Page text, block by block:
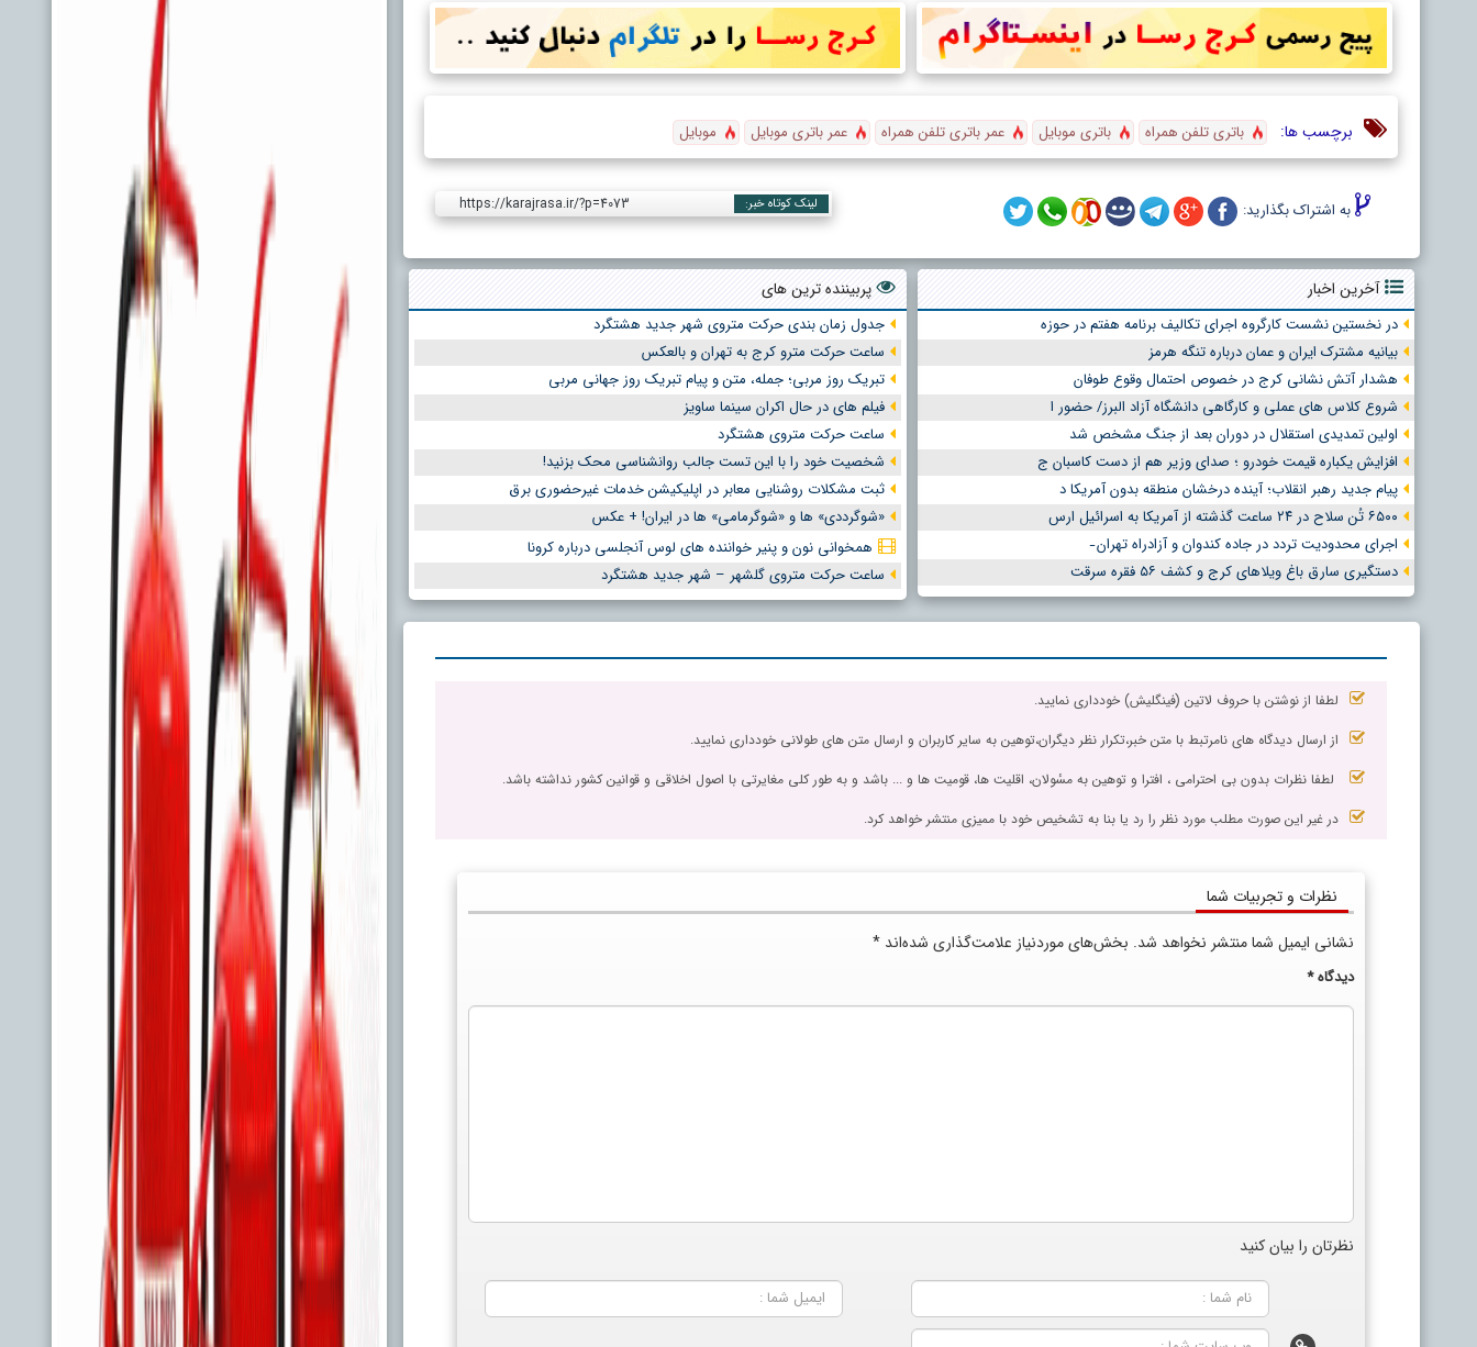
برچسب ها: باتری تلفن همراه باتری موبایل عمر باتری تلفن همراه عمر باتری موبایل موبایل
به اشتراک بگذارید: لینک کوتاه خبر: https://karajrasa.ir/?p=4073
آخرین اخبار
در نخستین نشست کارگروه اجرای تکالیف برنامه هفتم در حوزه
بیانیه مشترک ایران و عمان درباره تنگه هرمز
هشدار آتش نشانی کرج در خصوص احتمال وقوع طوفان
شروع کلاس های عملی و کارگاهی دانشگاه آزاد البرز/ حضور ا
اولین تمدیدی استقلال در دوران بعد از جنگ مشخص شد
افزایش یکباره قیمت خودرو ؛ صدای وزیر هم از دست کاسبان ج
پیام جدید رهبر انقلاب؛ آینده درخشان منطقه بدون آمریکا د
۶۵۰۰ تُن سلاح در ۲۴ ساعت گذشته از آمریکا به اسرائیل ارس
اجرای محدودیت تردد در جاده کندوان و آزادراه تهران ̵
دستگیری سارق باغ ویلاهای کرج و کشف ۵۶ فقره سرقت
پربیننده ترین های
جدول زمان بندی حرکت متروی شهر جدید هشتگرد
ساعت حرکت مترو کرج به تهران و بالعکس
تبریک روز مربی؛ جمله، متن و پیام تبریک روز جهانی مربی
فیلم های در حال اکران سینما ساویز
ساعت حرکت متروی هشتگرد
شخصیت خود را با این تست جالب روانشناسی محک بزنید!
ثبت مشکلات روشنایی معابر در اپلیکیشن خدمات غیرحضوری برق
«شوگرددی» ها و «شوگرمامی» ها در ایران! + عکس
همخوانی نون و پنیر خواننده های لوس آنجلسی درباره کرونا
ساعت حرکت متروی گلشهر – شهر جدید هشتگرد
لطفا از نوشتن با حروف لاتین (فینگلیش) خودداری نمایید.
از ارسال دیدگاه های نامرتبط با متن خبر،تکرار نظر دیگران،توهین به سایر کاربران و ارسال متن های طولانی خودداری نمایید.
لطفا نظرات بدون بی احترامی ، افترا و توهین به مسٔولان، اقلیت ها، قومیت ها و ... باشد و به طور کلی مغایرتی با اصول اخلاقی و قوانین کشور نداشته باشد.
در غیر این صورت مطلب مورد نظر را رد یا بنا به تشخیص خود با ممیزی منتشر خواهد کرد.
نظرات و تجربیات شما
نشانی ایمیل شما منتشر نخواهد شد. بخش‌های موردنیاز علامت‌گذاری شده‌اند *
دیدگاه*
نظرتان را بیان کنید